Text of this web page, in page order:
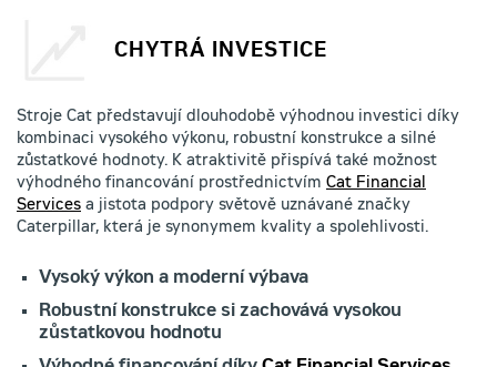
CHYTRÁ INVESTICE
Stroje Cat představují dlouhodobě výhodnou investici díky
kombinaci vysokého výkonu, robustní konstrukce a silné
zůstatkové hodnoty. K atraktivitě přispívá také možnost
výhodného financování prostřednictvím Cat Financial
Services a jistota podpory světově uznávané značky
Caterpillar, která je synonymem kvality a spolehlivosti.
Vysoký výkon a moderní výbava
Robustní konstrukce si zachovává vysokou
zůstatkovou hodnotu